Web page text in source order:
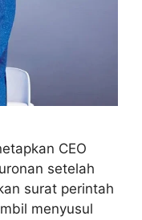
CEO
setelah
surat perintah
menyusul